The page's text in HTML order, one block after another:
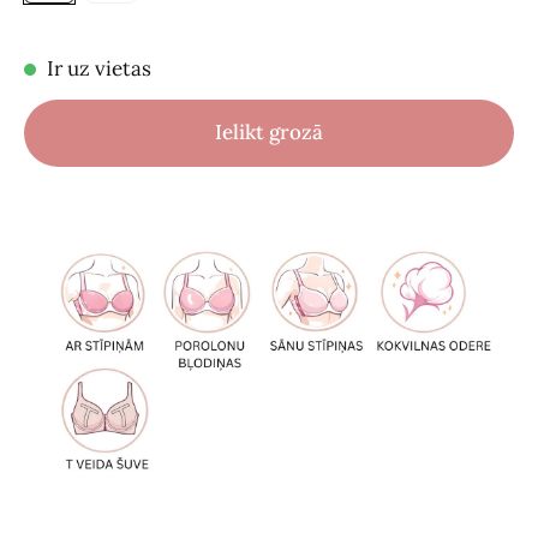
Ir uz vietas
Ielikt grozā